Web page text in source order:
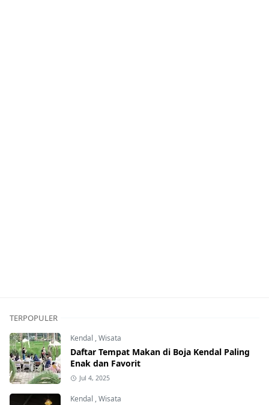
TERPOPULER
Kendal ,Wisata
Daftar Tempat Makan di Boja Kendal Paling
Enak dan Favorit
Jul 4, 2025
Kendal ,Wisata